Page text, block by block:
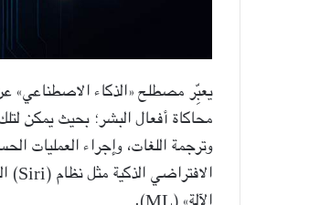
يعبِّر مصطلح «الذكاء الاصطناعي»
محاكاة أفعال البشر؛ بحيث يمكن لتلك
وترجمة اللغات، وإجراء العمليات
الآلة» (ML).